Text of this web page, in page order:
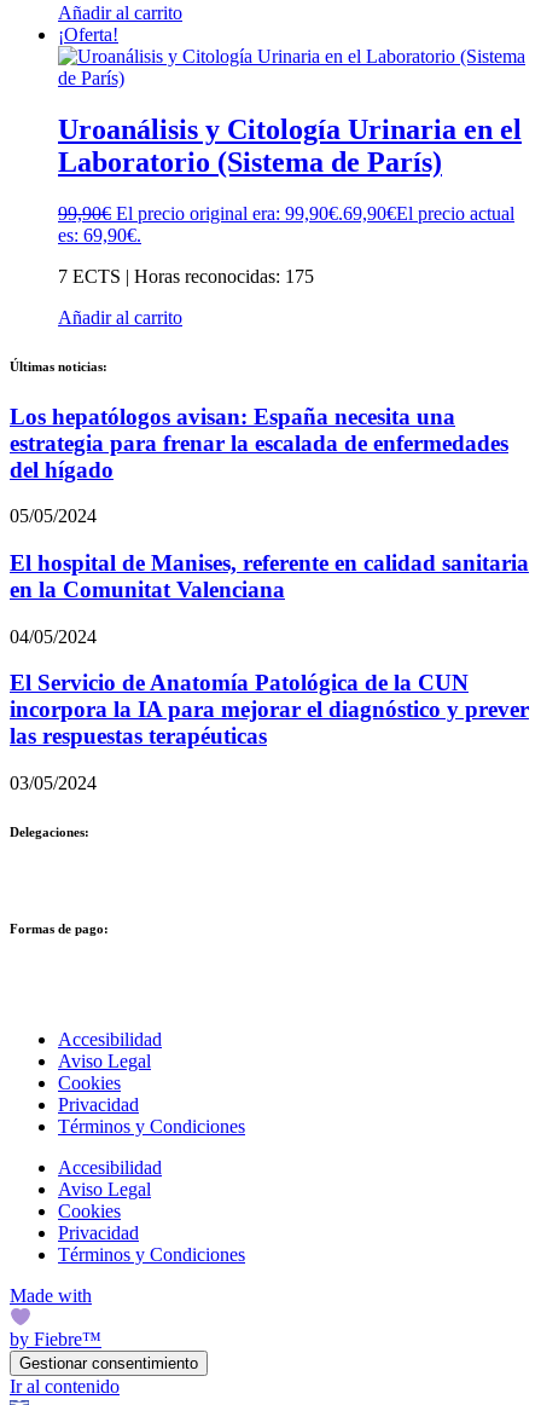
Añadir al carrito
¡Oferta!
Uroanálisis y Citología Urinaria en el
Laboratorio (Sistema de París)
99,90€ El precio original era: 99,90€.69,90€El precio actual
es: 69,90€.
7 ECTS | Horas reconocidas: 175
Añadir al carrito
Últimas noticias:
Los hepatólogos avisan: España necesita una
estrategia para frenar la escalada de enfermedades
del hígado
05/05/2024
El hospital de Manises, referente en calidad sanitaria
en la Comunitat Valenciana
04/05/2024
El Servicio de Anatomía Patológica de la CUN
incorpora la IA para mejorar el diagnóstico y prever
las respuestas terapéuticas
03/05/2024
Delegaciones:
Formas de pago:
Accesibilidad
Aviso Legal
Cookies
Privacidad
Términos y Condiciones
Accesibilidad
Aviso Legal
Cookies
Privacidad
Términos y Condiciones
Made with
by Fiebre™
Gestionar consentimiento
Ir al contenido